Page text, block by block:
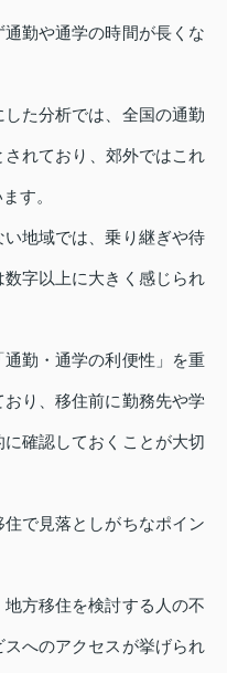
勤や通学の時間が長くな
た分析では、全国の通勤
れており、郊外ではこれ
す。
地域では、乗り継ぎや待
字以上に大きく感じられ
勤・通学の利便性」を重
り、移住前に勤務先や学
確認しておくことが大切
で見落としがちなポイン
方移住を検討する人の不
へのアクセスが挙げられ